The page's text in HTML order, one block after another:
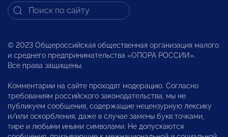
© 2023 Общероссийская общественная организация малого
и среднего предпринимательства «ОПОРА РОССИИ».
Все права защищены.
Комментарии на сайте проходят модерацию. Согласно
требованиям российского законодательства, мы не
публикуем сообщения, содержащие нецензурную лексику
и/или оскорбления, даже в случае замены букв точками,
тире и любыми иными символами. Не допускаются